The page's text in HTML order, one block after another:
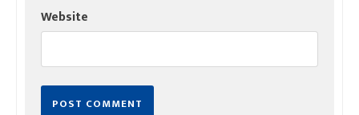
Website